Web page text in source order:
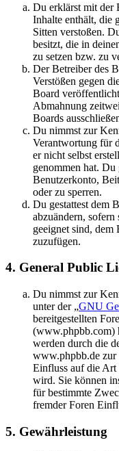
Du erklärst mit der
Inhalte enthält, die
Sitten verstoßen.
besitzt, die in
zu setzen bzw. zu
Der Betreiber des
Verstößen gegen
Board
Abmahnung
Boards
Du nimmst zur
Verantwortung für
er nicht selbst
genommen hat. Du
Benutzerkonto,
oder zu sperren.
Du gestattest dem
abzuändern, sofern
geeignet sind, dem
zuzufügen.
4. General Public
Du nimmst zur
unter der „GNU
bereitgestellten
(www.phpbb.com)
werden durch die
www.phpbb.de zur
Einfluss auf die Art
wird. Sie können
für bestimmte
fremder Foren
5. Gewährleistung